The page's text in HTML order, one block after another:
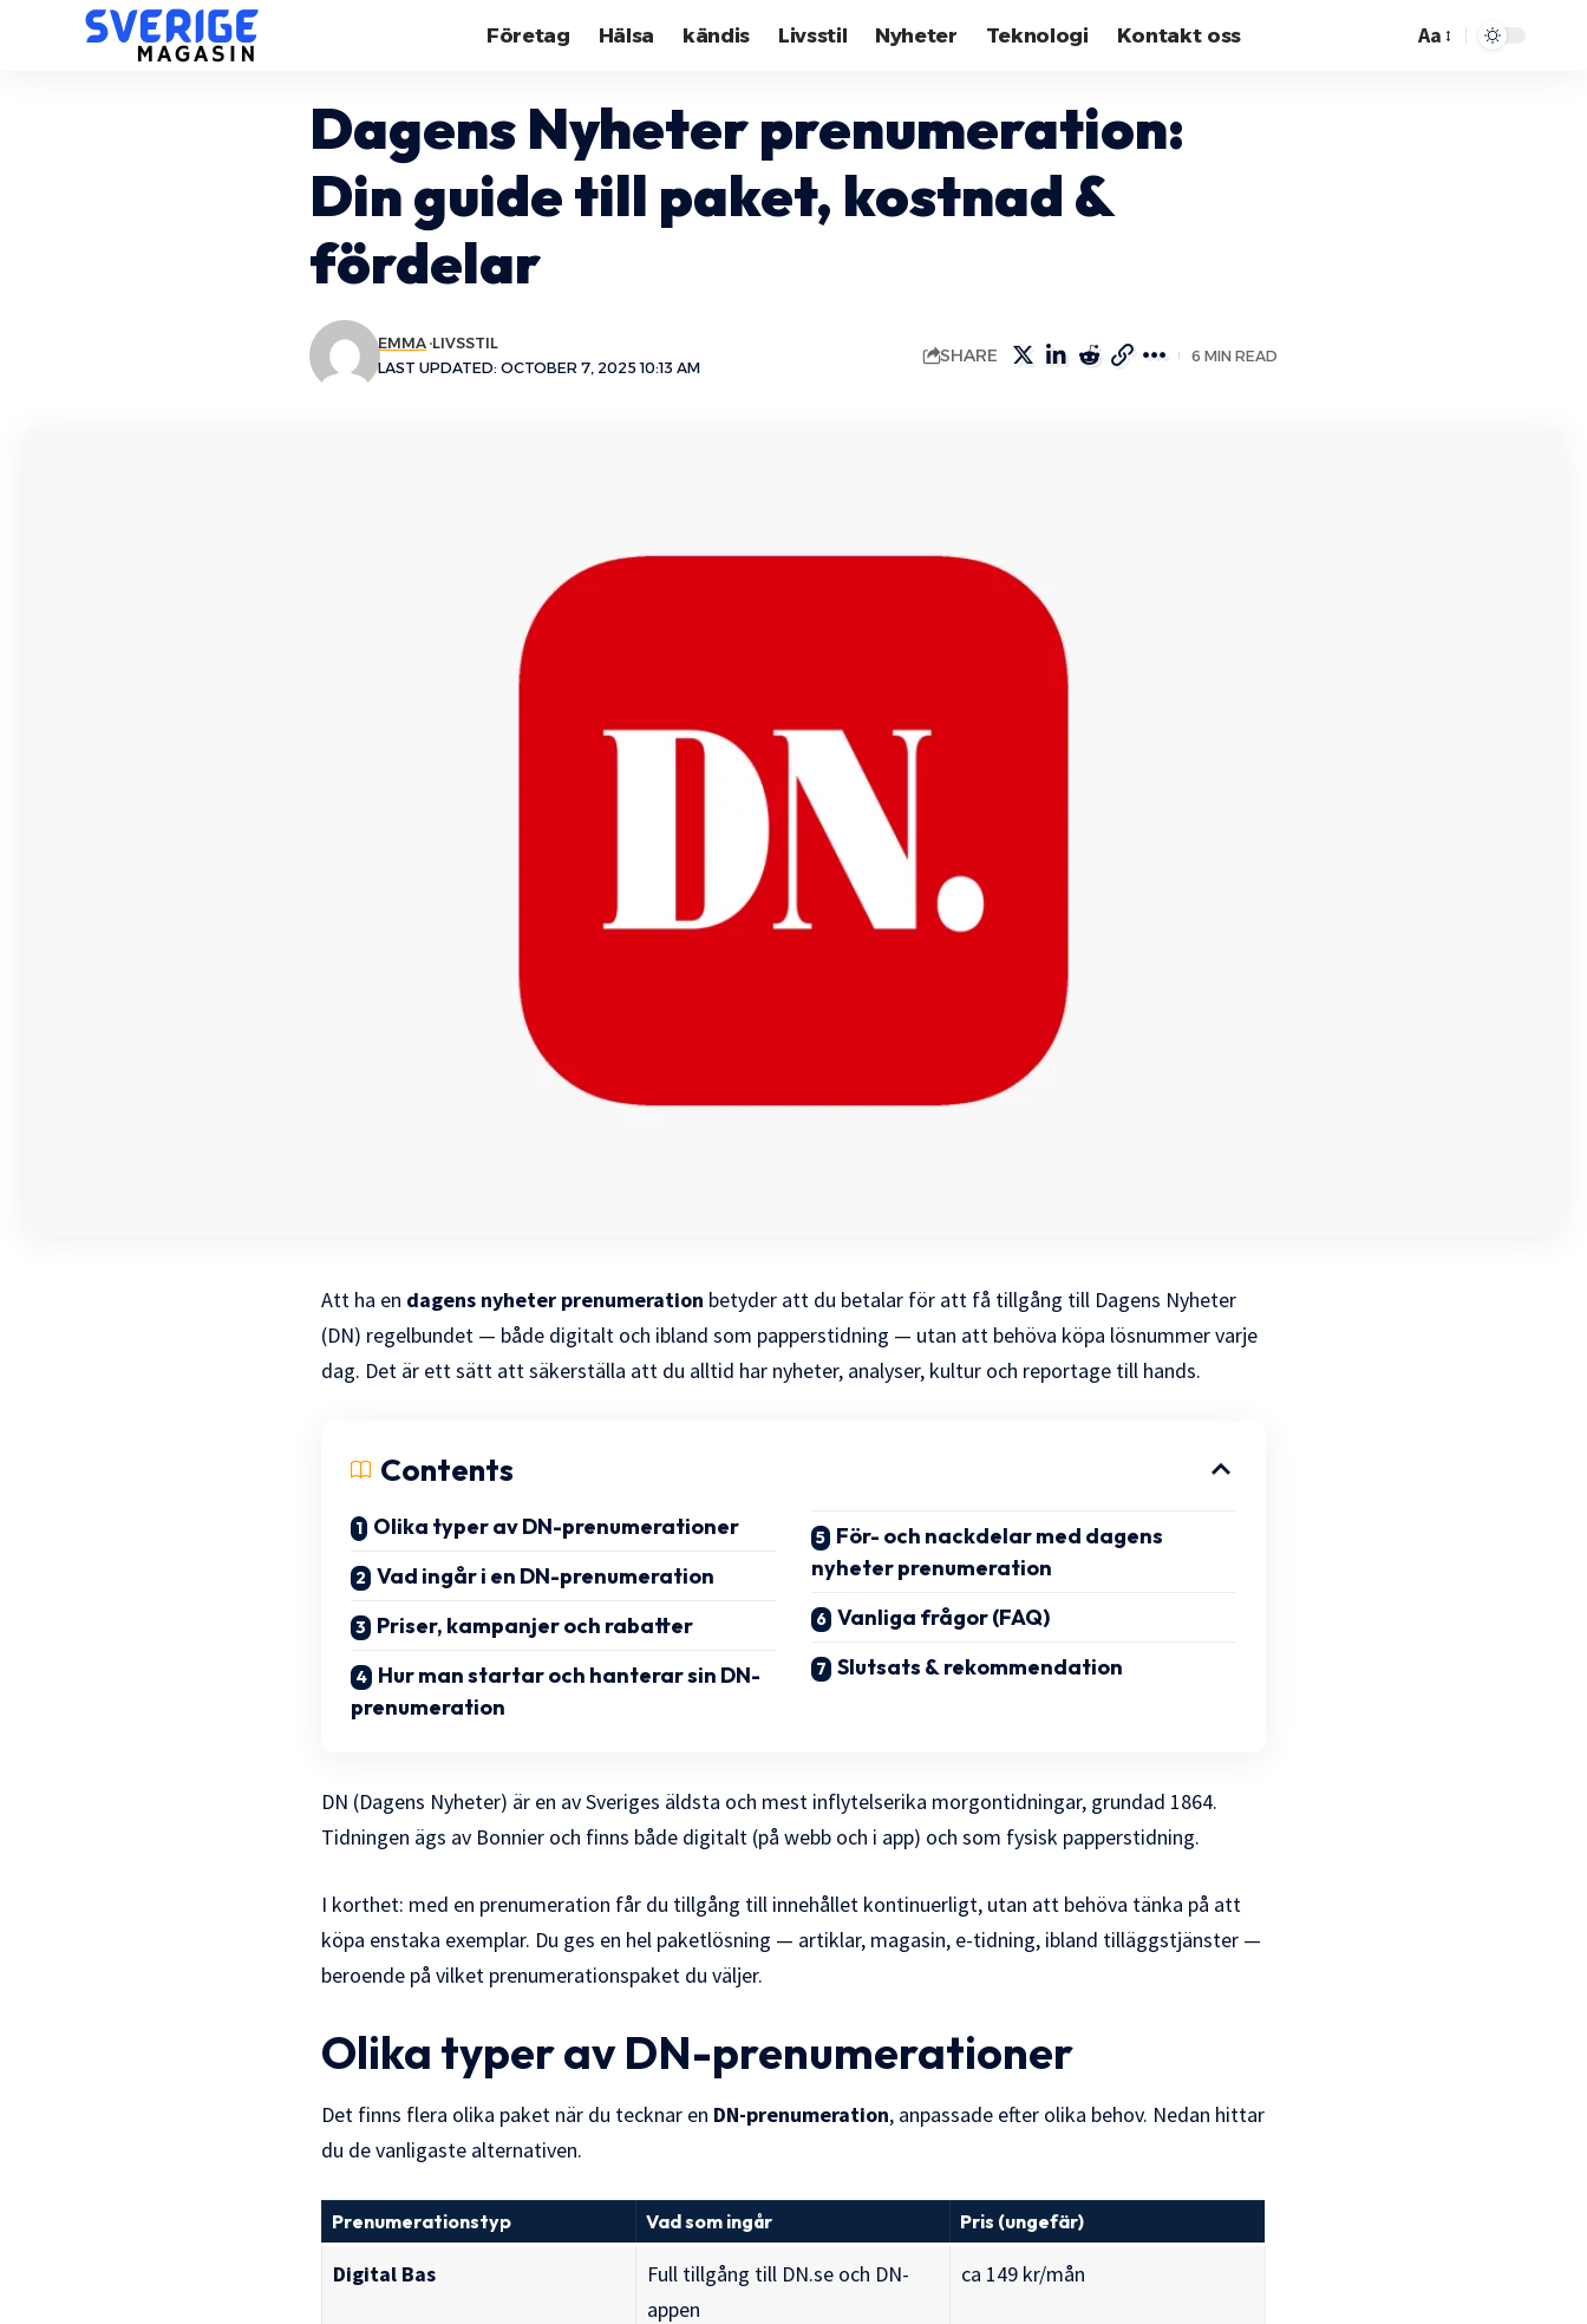
Företag Hälsa kändis Livsstil Nyheter Teknologi Kontakt oss Aa
Dagens Nyheter prenumeration:
Din guide till paket, kostnad &
fördelar
LAST UPDATED: OCTOBER 7, 2025 10:13 AM
EMMA LIVSSTIL
SHARE 6 MIN READ
Att ha en dagens nyheter prenumeration betyder att du betalar för att få tillgång till Dagens Nyheter
(DN) regelbundet — både digitalt och ibland som papperstidning — utan att behöva köpa lösnummer varje
dag. Det är ett sätt att säkerställa att du alltid har nyheter, analyser, kultur och reportage till hands.
Contents
Olika typer av DN-prenumerationer
Vad ingår i en DN-prenumeration
Priser, kampanjer och rabatter
Hur man startar och hanterar sin DN-
prenumeration
För- och nackdelar med dagens
nyheter prenumeration
Vanliga frågor (FAQ)
Slutsats & rekommendation
DN (Dagens Nyheter) är en av Sveriges äldsta och mest inflytelserika morgontidningar, grundad 1864.
Tidningen ägs av Bonnier och finns både digitalt (på webb och i app) och som fysisk papperstidning.
I korthet: med en prenumeration får du tillgång till innehållet kontinuerligt, utan att behöva tänka på att
köpa enstaka exemplar. Du ges en hel paketlösning — artiklar, magasin, e-tidning, ibland tilläggstjänster —
beroende på vilket prenumerationspaket du väljer.
Olika typer av DN-prenumerationer
Det finns flera olika paket när du tecknar en DN-prenumeration, anpassade efter olika behov. Nedan hittar
du de vanligaste alternativen.
Prenumerationstyp Vad som ingår Pris (ungefär)
Digital Bas
Full tillgång till DN.se och DN-
appen
ca 149 kr/mån